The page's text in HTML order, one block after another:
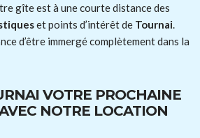
gîte est à une courte distance des
et points d’intérêt de Tournai.
d’être immergé complètement dans la
VOTRE PROCHAINE
NOTRE LOCATION